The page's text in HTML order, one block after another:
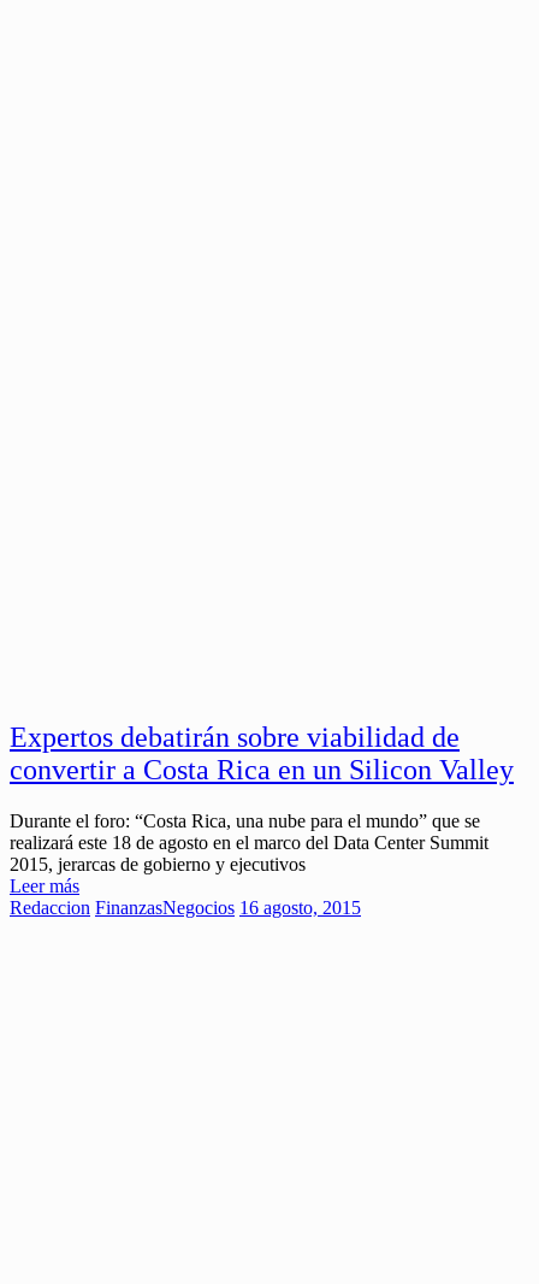
Expertos debatirán sobre viabilidad de
convertir a Costa Rica en un Silicon Valley
Durante el foro: “Costa Rica, una nube para el mundo” que se
realizará este 18 de agosto en el marco del Data Center Summit
2015, jerarcas de gobierno y ejecutivos
Leer más
Redaccion FinanzasNegocios 16 agosto, 2015